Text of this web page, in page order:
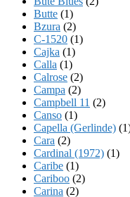
Butte (1)
Bzura (2)
C-1520 (1)
Cajka (1)
Calla (1)
Calrose (2)
Campa (2)
Campbell 11 (2)
Canso (1)
Capella (Gerlinde)
Cara (2)
Cardinal (1972) (1)
Caribe (1)
Cariboo (2)
Carina (2)